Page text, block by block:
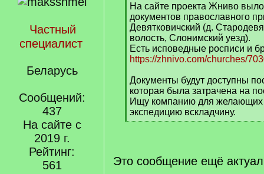
Частный
специалист
Беларусь
Сообщений:
437
На сайте с
2019 г.
Рейтинг:
561
[
q
]
На сайте проекта Жниво
документов православного
Девятковичский (д.
волость, Слонимский уезд).
Есть исповедные росписи и
https://zhnivo.com/churches/
Документы будут доступны
которая была затрачена на
Ищу компанию для желающих
экспедицию вскладчину.
[
Это сообщение ещё